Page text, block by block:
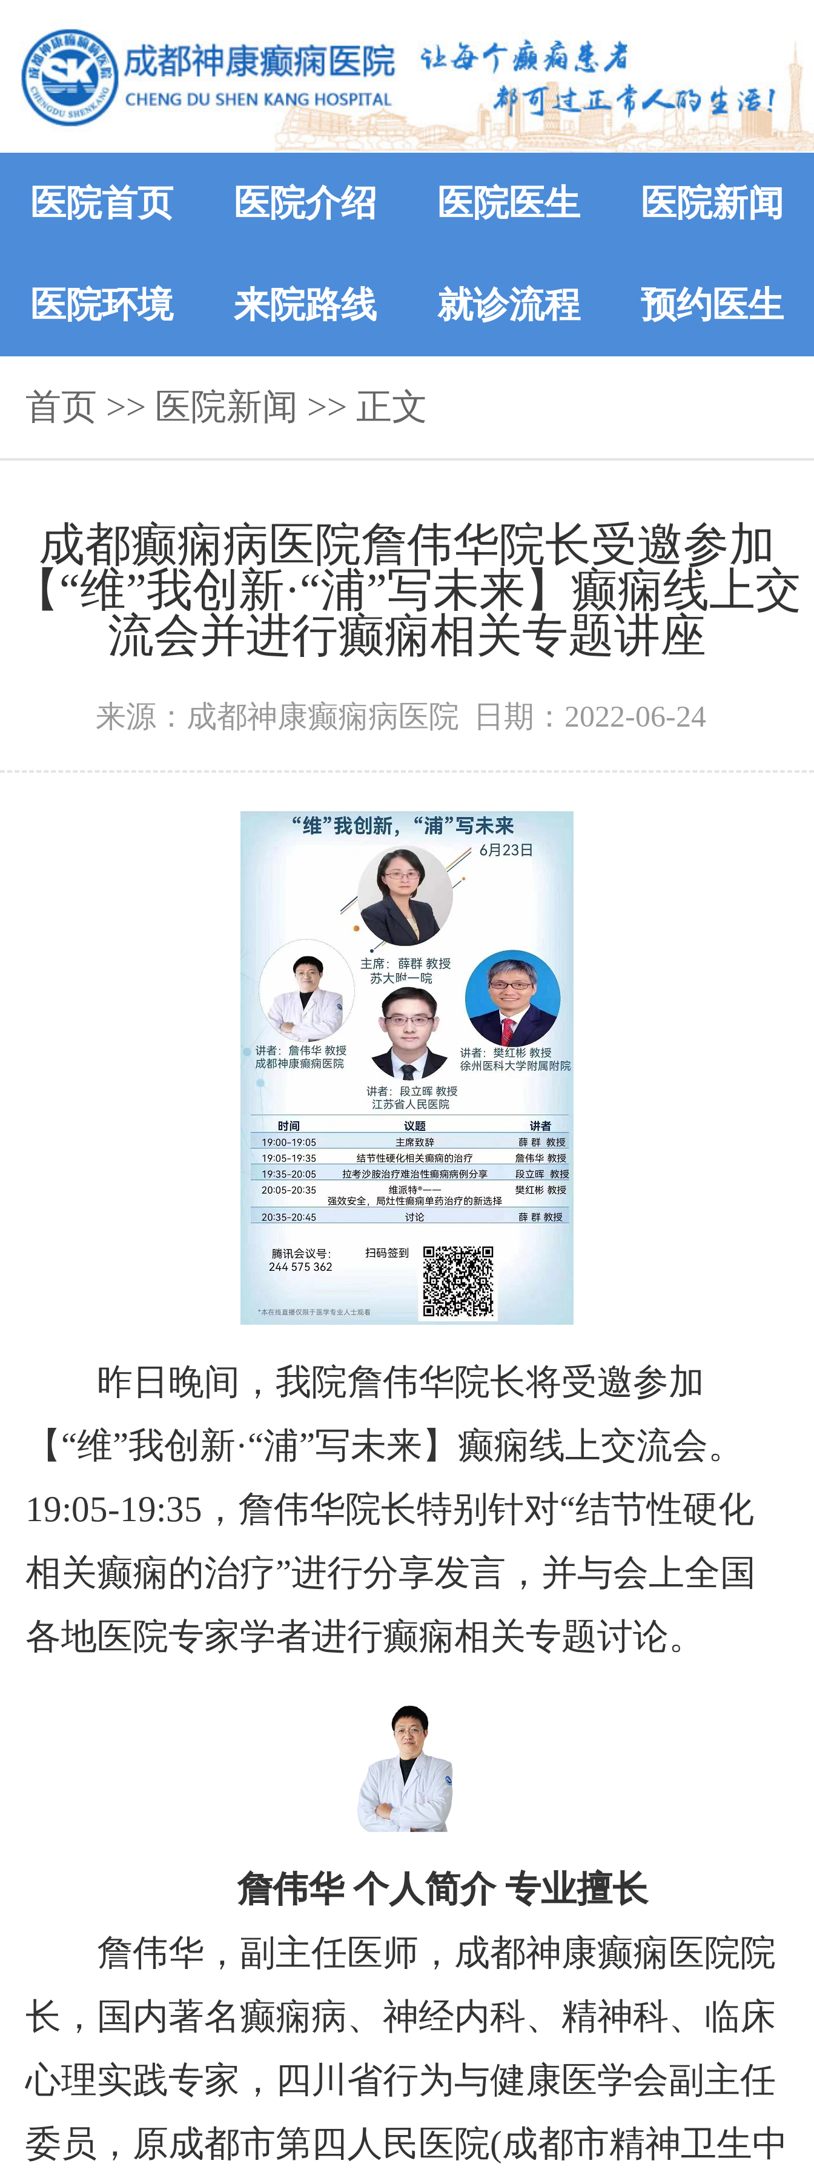
医院首页 医院介绍 医院医生 医院新闻
医院环境 来院路线 就诊流程 预约医生
首页 >> 医院新闻 >> 正文
成都癫痫病医院詹伟华院长受邀参加
【“维”我创新·“浦”写未来】癫痫线上交
流会并进行癫痫相关专题讲座
来源：成都神康癫痫病医院 日期：2022-06-24
昨日晚间，我院詹伟华院长将受邀参加
【“维”我创新·“浦”写未来】癫痫线上交流会。
19:05-19:35，詹伟华院长特别针对“结节性硬化
相关癫痫的治疗”进行分享发言，并与会上全国
各地医院专家学者进行癫痫相关专题讨论。
詹伟华 个人简介 专业擅长
詹伟华，副主任医师，成都神康癫痫医院院
长，国内著名癫痫病、神经内科、精神科、临床
心理实践专家，四川省行为与健康医学会副主任
委员，原成都市第四人民医院(成都市精神卫生中